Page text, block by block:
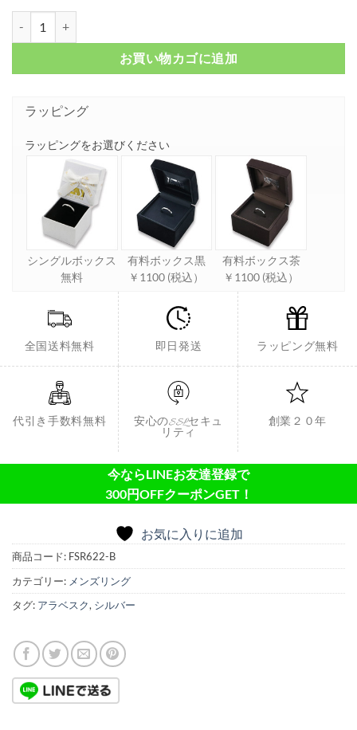
お買い物カゴに追加
ラッピング
ラッピングをお選びください
シングルボックス
無料
有料ボックス黒
￥1100 (税込）
有料ボックス茶
￥1100 (税込）
全国送料無料 即日発送 ラッピング無料
代引き手数料無料
安心のSSLセキュ
リティ
創業２０年
今ならLINEお友達登録で
300円OFFクーポンGET！
お気に入りに追加
商品コード: FSR622-B
カテゴリー: メンズリング
タグ: アラベスク, シルバー